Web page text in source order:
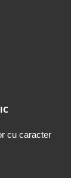
cu caracter